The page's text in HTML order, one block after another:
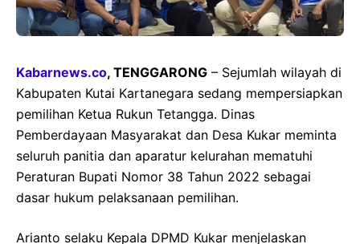
Kabarnews.co, TENGGARONG – Sejumlah wilayah di
Kabupaten Kutai Kartanegara sedang mempersiapkan
pemilihan Ketua Rukun Tetangga. Dinas
Pemberdayaan Masyarakat dan Desa Kukar meminta
seluruh panitia dan aparatur kelurahan mematuhi
Peraturan Bupati Nomor 38 Tahun 2022 sebagai
dasar hukum pelaksanaan pemilihan.
Arianto selaku Kepala DPMD Kukar menjelaskan